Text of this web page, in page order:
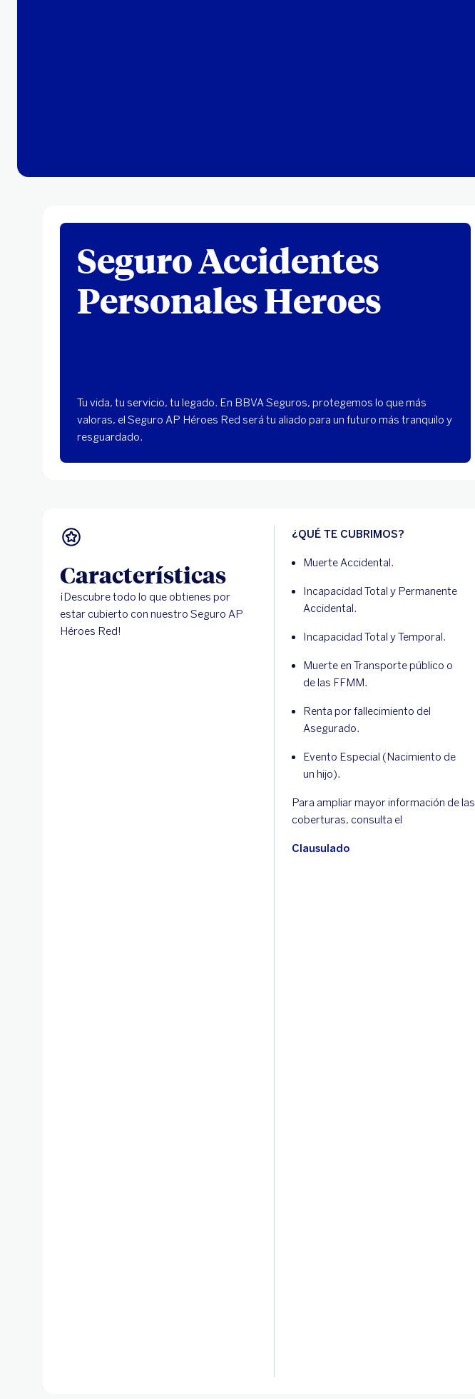
Seguro Accidentes
Personales Heroes
Tu vida, tu servicio, tu legado. En BBVA Seguros, protegemos lo que más
valoras, el Seguro AP Héroes Red será tu aliado para un futuro más tranquilo y
resguardado.
Características
¡Descubre todo lo que obtienes por
estar cubierto con nuestro Seguro AP
Héroes Red!
¿QUÉ TE CUBRIMOS?
Muerte Accidental.
Incapacidad Total y Permanente
Accidental.
Incapacidad Total y Temporal.
Muerte en Transporte público o
de las FFMM.
Renta por fallecimiento del
Asegurado.
Evento Especial (Nacimiento de
un hijo).
Para ampliar mayor información de las
coberturas, consulta el
Clausulado